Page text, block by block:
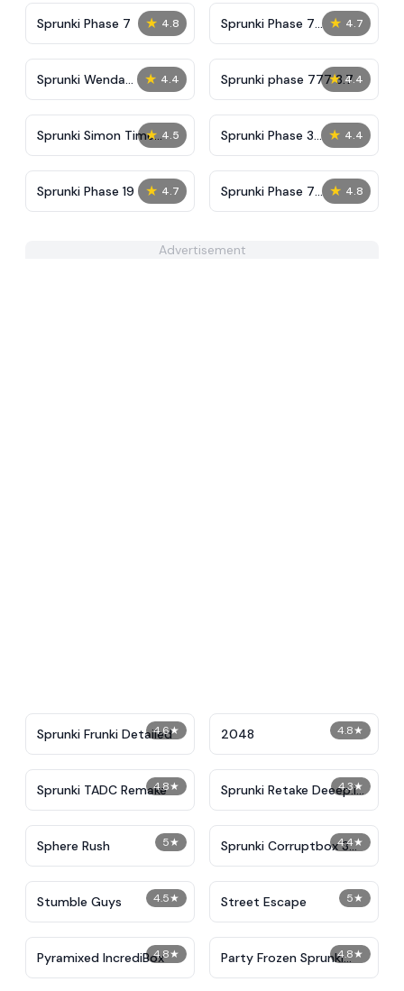
★ 4.8
Sprunki Phase 7 ★ 4.7
Sprunki Phase 7
Definitive (Fanmade)
★ 4.4
Sprunki Wenda
Treatment Phase 40
★ 4.4
Sprunki phase 777 3.7
★ 4.5
Sprunki Simon Time
PHASE 3
★ 4.4
Sprunki Phase 3
Remaster But More
Sprunkified
★ 4.7
Sprunki Phase 19 ★ 4.8
Sprunki Phase 7
Remastered
Advertisement
4.6★
Sprunki Frunki Detailed 4.8★
2048
4.8★
Sprunki TADC Remake 4.3★
Sprunki Retake Deeep.io
Reskin
5★
Sphere Rush 4.4★
Sprunki Corruptbox 3
Remake
4.5★
Stumble Guys 5★
Street Escape
4.8★
Pyramixed IncrediBox 4.8★
Party Frozen Sprunki
Beat IncrediBox